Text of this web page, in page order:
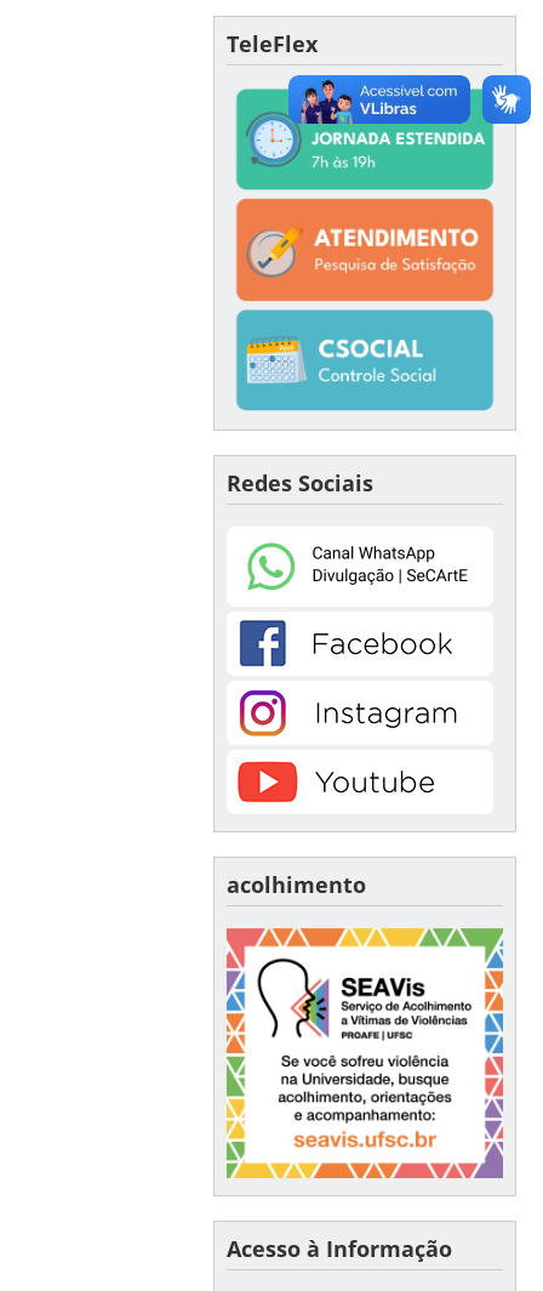
TeleFlex
Redes Sociais
acolhimento
Acesso à Informação